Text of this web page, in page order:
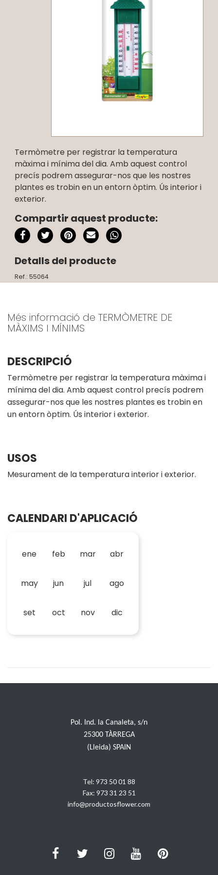
Termòmetre per registrar la temperatura
màxima i mínima del dia. Amb aquest control
precís podrem assegurar-nos que les nostres
plantes es trobin en un entorn òptim. Ús interior i
exterior.
Compartir aquest producte:
Detalls del producte
Ref.: 55064
Més informació de TERMÒMETRE DE
MÀXIMS I MÍNIMS
DESCRIPCIÓ
Termòmetre per registrar la temperatura màxima i
mínima del dia. Amb aquest control precís podrem
assegurar-nos que les nostres plantes es trobin en
un entorn òptim. Ús interior i exterior.
USOS
Mesurament de la temperatura interior i exterior.
CALENDARI D'APLICACIÓ
ene feb mar abr
may jun jul ago
set oct nov dic
Pol. Ind. la Canaleta, s/n
25300 TÀRREGA
(Lleida) SPAIN
Tel: 973 50 01 88
Fax: 973 31 23 51
info@productosflower.com